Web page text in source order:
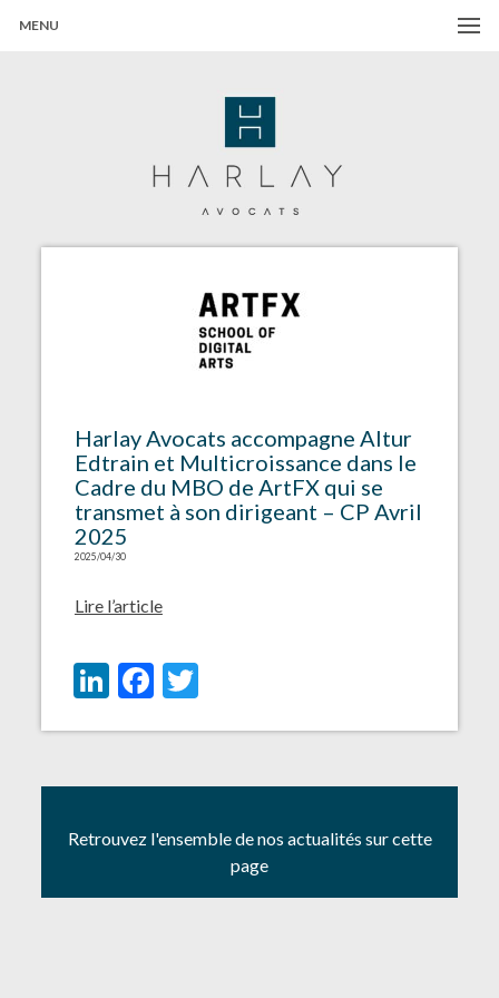
MENU
Harlay Avocats accompagne Altur
Edtrain et Multicroissance dans le
Cadre du MBO de ArtFX qui se
transmet à son dirigeant – CP Avril
2025
2025/04/30
Lire l’article
LinkedIn
Facebook
Twitter
Retrouvez l'ensemble de nos actualités sur cette
page